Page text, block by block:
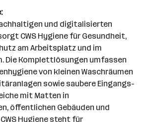
und digitalisierten
CWS Hygiene für Gesundheit,
am Arbeitsplatz und im
Die Komplettlösungen umfassen
von kleinen Waschräumen
sowie saubere Eingangs-
mit Matten in
öffentlichen Gebäuden und
Hygiene steht für